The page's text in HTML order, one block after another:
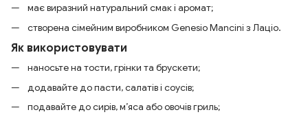
має виразний натуральний смак і аромат;
створена сімейним виробником Genesio Mancini з Лаціо.
Як використовувати
наносьте на тости, грінки та брускети;
додавайте до пасти, салатів і соусів;
подавайте до сирів, м’яса або овочів гриль;